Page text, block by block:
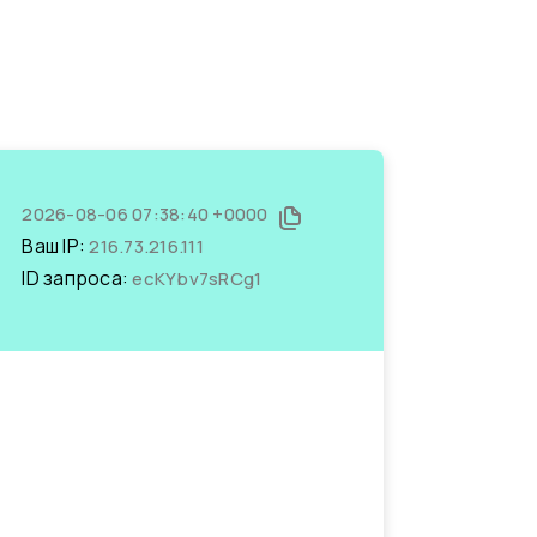
2026-08-06 07:38:40 +0000
Ваш IP:216.73.216.111
ID запроса:ecKYbv7sRCg1